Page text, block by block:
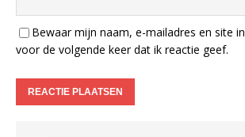
Bewaar mijn naam, e-mailadres en site
voor de volgende keer dat ik reactie geef.